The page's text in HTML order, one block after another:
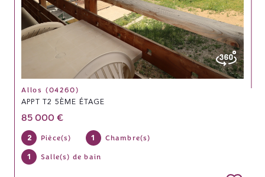
Allos (04260)
APPT T2 5ÈME ÉTAGE
85 000 €
2 Pièce(s) 1 Chambre(s)
1 Salle(s) de bain